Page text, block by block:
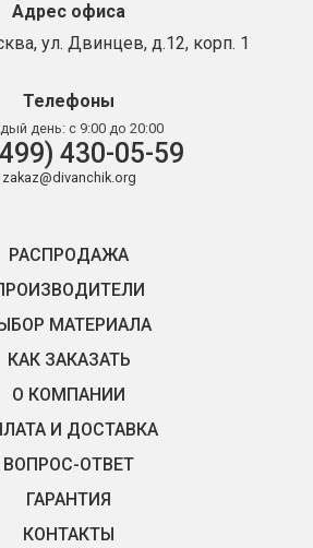
Адрес офиса
ул. Двинцев, д.12, корп. 1
Телефоны
день: с 9:00 до 20:00
430-05-59
zakaz@divanchik.org
РАСПРОДАЖА
МАТЕРИАЛА
КАК ЗАКАЗАТЬ
О КОМПАНИИ
И ДОСТАВКА
ВОПРОС-ОТВЕТ
ГАРАНТИЯ
КОНТАКТЫ